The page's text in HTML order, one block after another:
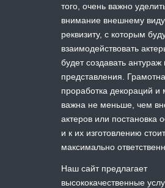
того, очень важно
внимание внешнему
реквизиту, с которым
взаимодействовать
будет создавать
представления.
проработка декораций и
важна не меньше, чем
актеров или постановка
и к их изготовлению
максимально
Наш сайт предлагает
высококачественные